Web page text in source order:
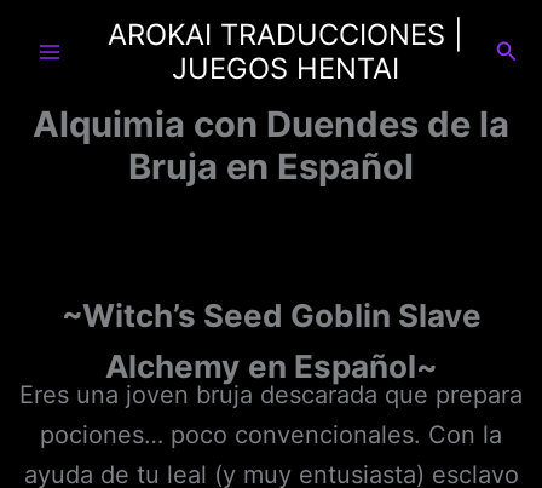
AROKAI TRADUCCIONES |
JUEGOS HENTAI
Alquimia con Duendes de la
Bruja en Español
~Witch’s Seed Goblin Slave
Alchemy en Español~
Eres una joven bruja descarada que prepara
pociones… poco convencionales. Con la
ayuda de tu leal (y muy entusiasta) esclavo